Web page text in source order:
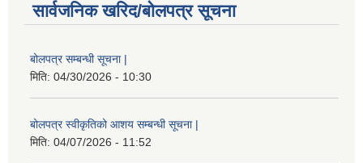
सार्वजनिक खरिद/बोलपत्र सूचना
बोलपत्र सम्बन्धी सूचना |
मिति: 04/30/2026 - 10:30
बोलपत्र स्वीकृतिको आशय सम्बन्धी सूचना |
मिति: 04/07/2026 - 11:52